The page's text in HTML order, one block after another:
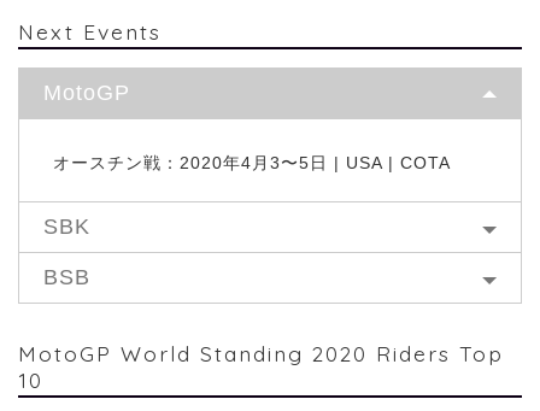
Next Events
MotoGP
オースチン戦：2020年4月3〜5日 | USA | COTA
SBK
BSB
MotoGP World Standing 2020 Riders Top
10